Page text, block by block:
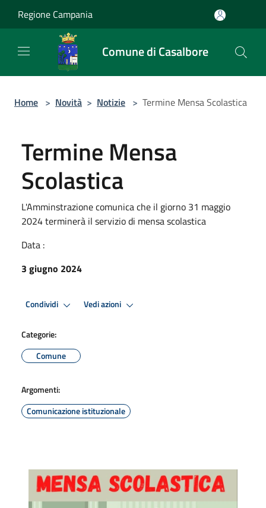
Regione Campania
Comune di Casalbore
Home > Novità > Notizie > Termine Mensa Scolastica
Termine Mensa
Scolastica
L'Amminstrazione comunica che il giorno 31 maggio
2024 terminerà il servizio di mensa scolastica
Data :
3 giugno 2024
Condividi Vedi azioni
Categorie:
Comune
Argomenti:
Comunicazione istituzionale